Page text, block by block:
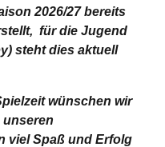
2026/27 bereits
für die Jugend
steht dies aktuell
wünschen wir
unseren
viel Spaß und Erfolg